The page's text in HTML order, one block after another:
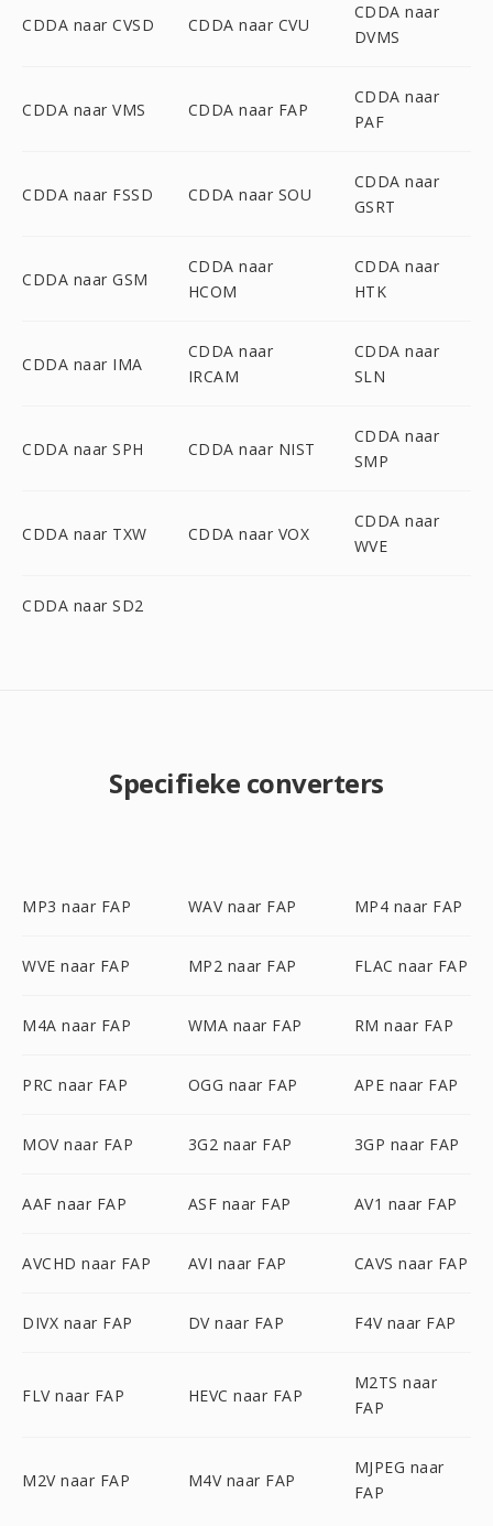
CDDA naar CVSD CDDA naar CVU
CDDA naar
DVMS
CDDA naar VMS CDDA naar FAP
CDDA naar
PAF
CDDA naar FSSD CDDA naar SOU
CDDA naar
GSRT
CDDA naar GSM
CDDA naar
HCOM
CDDA naar
HTK
CDDA naar IMA
CDDA naar
IRCAM
CDDA naar
SLN
CDDA naar SPH CDDA naar NIST
CDDA naar
SMP
CDDA naar TXW CDDA naar VOX
CDDA naar
WVE
CDDA naar SD2
Specifieke converters
MP3 naar FAP WAV naar FAP MP4 naar FAP
WVE naar FAP MP2 naar FAP FLAC naar FAP
M4A naar FAP WMA naar FAP RM naar FAP
PRC naar FAP OGG naar FAP APE naar FAP
MOV naar FAP 3G2 naar FAP 3GP naar FAP
AAF naar FAP ASF naar FAP AV1 naar FAP
AVCHD naar FAP AVI naar FAP CAVS naar FAP
DIVX naar FAP DV naar FAP F4V naar FAP
FLV naar FAP HEVC naar FAP
M2TS naar
FAP
M2V naar FAP M4V naar FAP
MJPEG naar
FAP